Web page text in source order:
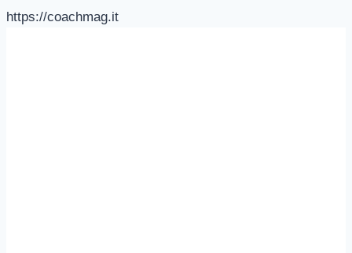
https://coachmag.it